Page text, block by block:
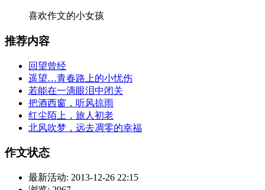
喜欢作文的小女孩
推荐内容
回望曾经
遥望…青春路上的小忧伤
若能在一滴眼泪中闭关
把酒西窗，听风掠雨
红尘陌上，旅人初老
北风吹梦，远去凋零的幸福
作文状态
最新活动: 2013-12-26 22:15